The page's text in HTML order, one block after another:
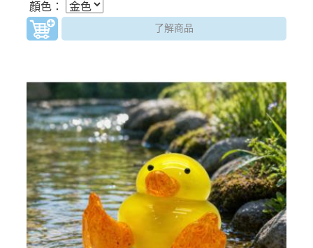
顏色：
了解商品